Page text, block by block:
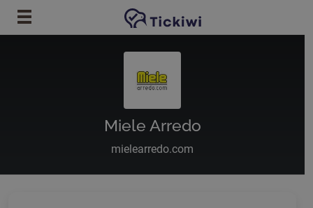
Preskoči na glavni sadržaj
Miele Arredo
mielearredo.com